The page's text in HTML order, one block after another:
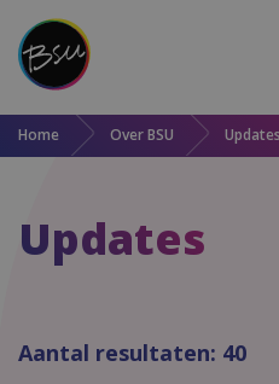
Direct naar de content
Direct naar de footer
Home Over BSU Updates
Updates
Aantal resultaten: 40